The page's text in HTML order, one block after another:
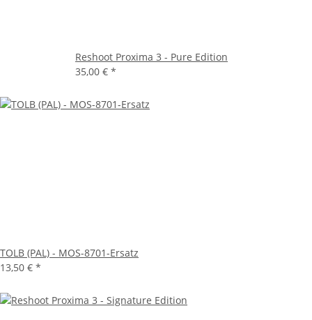
Reshoot Proxima 3 - Pure Edition
35,00 € *
TOLB (PAL) - MOS-8701-Ersatz
13,50 € *